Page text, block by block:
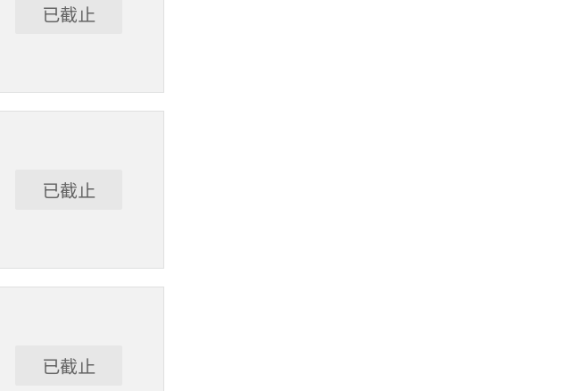
已截止
已截止
已截止